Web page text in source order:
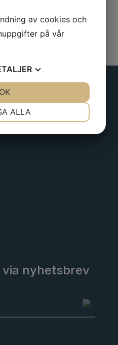
via nyhetsbrev
av cookies och
på vår
ALLA
OK